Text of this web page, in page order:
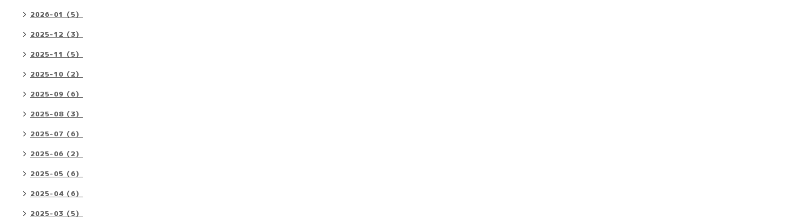
2026-01（5）
2025-12（3）
2025-11（5）
2025-10（2）
2025-09（6）
2025-08（3）
2025-07（6）
2025-06（2）
2025-05（6）
2025-04（6）
2025-03（5）